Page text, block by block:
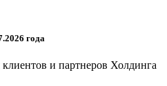
года
и партнеров Холдинга